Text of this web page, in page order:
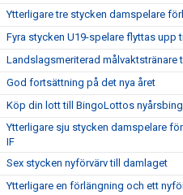
Ytterligare tre stycken damspelare
Fyra stycken U19-spelare flyttas upp
Landslagsmeriterad målvaktstränare
God fortsättning på det nya året
Köp din lott till BingoLottos
Ytterligare sju stycken damspelare
IF
Sex stycken nyförvärv till damlaget
Ytterligare en förlängning och ett